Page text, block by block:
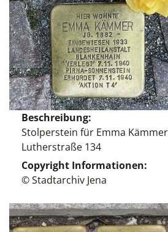
Beschreibung
Stolperstein für Emma
Lutherstraße 134
Copyright Informationen
© Stadtarchiv Jena